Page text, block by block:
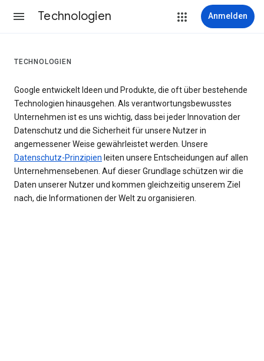
Technologien Anmelden
TECHNOLOGIEN
Google entwickelt Ideen und Produkte, die oft über bestehende
Technologien hinausgehen. Als verantwortungsbewusstes
Unternehmen ist es uns wichtig, dass bei jeder Innovation der
Datenschutz und die Sicherheit für unsere Nutzer in
angemessener Weise gewährleistet werden. Unsere
Datenschutz-Prinzipien leiten unsere Entscheidungen auf allen
Unternehmensebenen. Auf dieser Grundlage schützen wir die
Daten unserer Nutzer und kommen gleichzeitig unserem Ziel
nach, die Informationen der Welt zu organisieren.